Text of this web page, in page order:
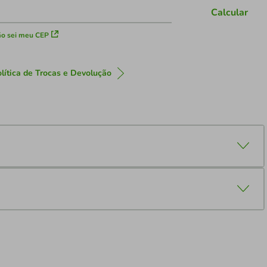
sei meu CEP
Calcular
de Trocas e Devolução